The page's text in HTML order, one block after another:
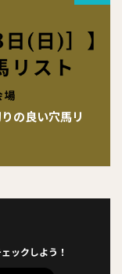
の良い穴馬リ
ックしよう！